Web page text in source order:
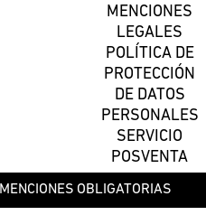
MENCIONES
LEGALES
POLÍTICA DE
PROTECCIÓN
DE DATOS
PERSONALES
SERVICIO
POSVENTA
MENCIONES OBLIGATORIAS